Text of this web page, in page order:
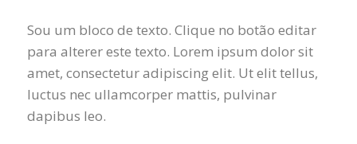
Sou um bloco de texto. Clique no botão editar
para alterer este texto. Lorem ipsum dolor sit
amet, consectetur adipiscing elit. Ut elit tellus,
luctus nec ullamcorper mattis, pulvinar
dapibus leo.